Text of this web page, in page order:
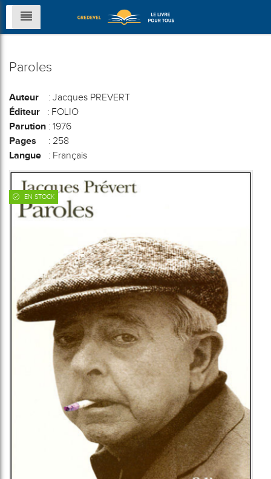
Paroles
Auteur : Jacques PREVERT
Éditeur : FOLIO
Parution : 1976
Pages : 258
Langue : Français
EN STOCK